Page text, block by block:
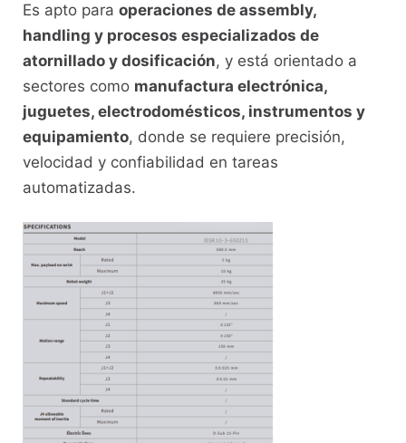
Es apto para operaciones de assembly,
handling y procesos especializados de
atornillado y dosificación, y está orientado a
sectores como manufactura electrónica,
juguetes, electrodomésticos, instrumentos y
equipamiento, donde se requiere precisión,
velocidad y confiabilidad en tareas
automatizadas.